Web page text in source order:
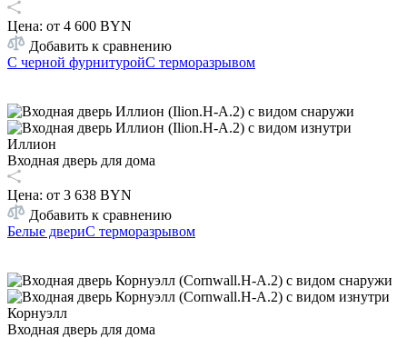
Цена: от 4 600 BYN
Добавить к сравнению
С черной фурнитуройС терморазрывом
Иллион
Входная дверь для дома
Цена: от 3 638 BYN
Добавить к сравнению
Белые двериС терморазрывом
Корнуэлл
Входная дверь для дома